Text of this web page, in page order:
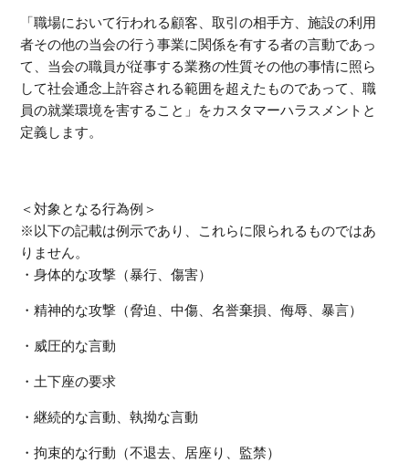
「職場において行われる顧客、取引の相手方、施設の利用
者その他の当会の行う事業に関係を有する者の言動であっ
て、当会の職員が従事する業務の性質その他の事情に照ら
して社会通念上許容される範囲を超えたものであって、職
員の就業環境を害すること」をカスタマーハラスメントと
定義します。
＜対象となる行為例＞
※以下の記載は例示であり、これらに限られるものではあ
りません。
・身体的な攻撃（暴行、傷害）
・精神的な攻撃（脅迫、中傷、名誉棄損、侮辱、暴言）
・威圧的な言動
・土下座の要求
・継続的な言動、執拗な言動
・拘束的な行動（不退去、居座り、監禁）